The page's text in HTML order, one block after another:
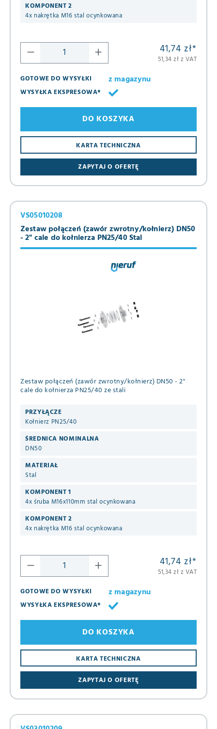
KOMPONENT 2
4x nakrętka M16 stal ocynkowana
41,74 zł*
51,34 zł z VAT
GOTOWE DO WYSYŁKI
z magazynu
WYSYŁKA EKSPRESOWA*
ZAPYTAJ O OFERTĘ
KARTA TECHNICZNA
DO KOSZYKA
Zestaw połączeń (zawór zwrotny/kołnierz) DN50
- 2" cale do kołnierza PN25/40 Stal
VS05010208
Zestaw połączeń (zawór zwrotny/kołnierz) DN50 - 2"
cale do kołnierza PN25/40 ze stali
PRZYŁĄCZE
Kołnierz PN25/40
ŚREDNICA NOMINALNA
DN50
MATERIAŁ
Stal
KOMPONENT 1
4x śruba M16x110mm stal ocynkowana
KOMPONENT 2
4x nakrętka M16 stal ocynkowana
41,74 zł*
51,34 zł z VAT
GOTOWE DO WYSYŁKI
z magazynu
WYSYŁKA EKSPRESOWA*
ZAPYTAJ O OFERTĘ
KARTA TECHNICZNA
DO KOSZYKA